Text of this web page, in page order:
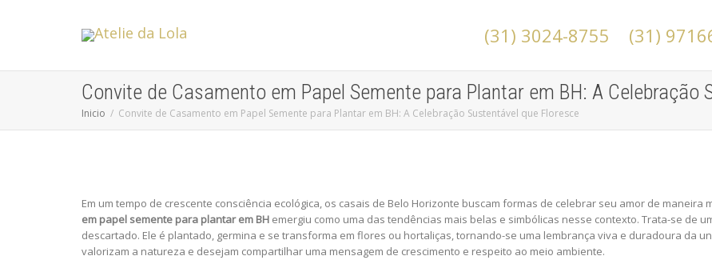
(31) 3024-8755 (31)
Convite de Casamento em Papel Semente para Plantar em BH: A Celebração
Inicio Convite de Casamento em Papel Semente para Plantar em BH: A Celebração Sustentável que Floresce
Em um tempo de crescente consciência ecológica, os casais de Belo Horizonte buscam formas de celebrar seu amor de maneira
em papel semente para plantar em BH emergiu como uma das tendências mais belas e simbólicas nesse contexto. Trata-se de
descartado. Ele é plantado, germina e se transforma em flores ou hortaliças, tornando-se uma lembrança viva e duradoura da
valorizam a natureza e desejam compartilhar uma mensagem de crescimento e respeito ao meio ambiente.